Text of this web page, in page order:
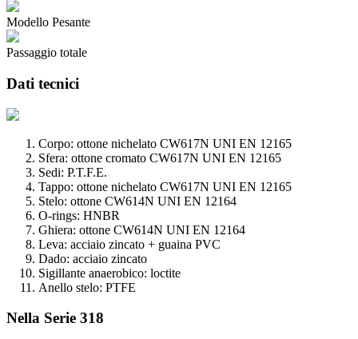
Modello Pesante
Passaggio totale
Dati tecnici
Corpo: ottone nichelato CW617N UNI EN 12165
Sfera: ottone cromato CW617N UNI EN 12165
Sedi: P.T.F.E.
Tappo: ottone nichelato CW617N UNI EN 12165
Stelo: ottone CW614N UNI EN 12164
O-rings: HNBR
Ghiera: ottone CW614N UNI EN 12164
Leva: acciaio zincato + guaina PVC
Dado: acciaio zincato
Sigillante anaerobico: loctite
Anello stelo: PTFE
Nella Serie 318